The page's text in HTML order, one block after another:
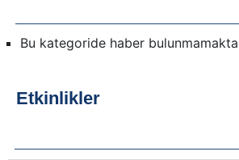
Bu kategoride haber
Etkinlikler